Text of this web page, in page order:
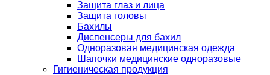
Защита глаз и лица
Защита головы
Бахилы
Диспенсеры для бахил
Одноразовая медицинская одежда
Шапочки медицинские одноразовые
Гигиеническая продукция